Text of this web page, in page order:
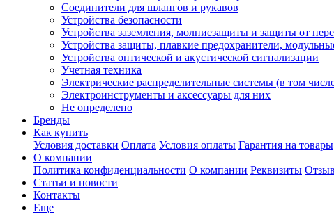
Соединители для шлангов и рукавов
Устройства безопасности
Устройства заземления, молниезащиты и защиты от
Устройства защиты, плавкие предохранители,
Устройства оптической и акустической сигнализации
Учетная техника
Электрические распределительные системы (в том
Электроинструменты и аксессуары для них
Не определено
Бренды
Как купить
Условия доставки Оплата Условия оплаты Гарантия на товары
О компании
Политика конфиденциальности О компании Реквизиты
Статьи и новости
Контакты
Еще